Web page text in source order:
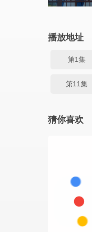
播放地址
第1集
第11集
猜你喜欢